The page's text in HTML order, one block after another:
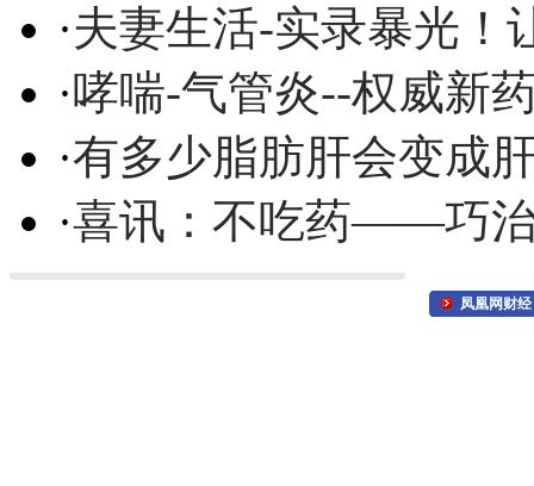
·夫妻生活-实录暴光！
·哮喘-气管炎--权威新
·有多少脂肪肝会变成
·喜讯：不吃药——巧
凤凰网财经